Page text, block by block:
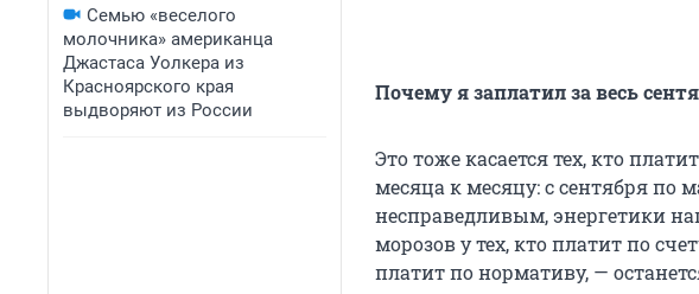
Семью «веселого
молочника» американца
Джастаса Уолкера из
Красноярского края
выдворяют из России
Почему я заплатил за весь
Это тоже касается тех, кто
месяца к месяцу: с сентября по
несправедливым, энергетики
морозов у тех, кто платит по
платит по нормативу, —